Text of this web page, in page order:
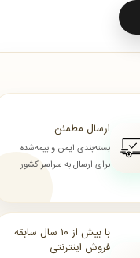
ارسال مطمئن
بسته‌بندی ایمن و بیمه‌شده
برای ارسال به سراسر کشور
با بیش از ۱۰ سال سابقه
فروش اینترنتی